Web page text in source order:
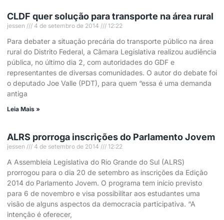
CLDF quer solução para transporte na área rural
jessen 4 de setembro de 2014 12:22
Para debater a situação precária do transporte público na área
rural do Distrito Federal, a Câmara Legislativa realizou audiência
pública, no último dia 2, com autoridades do GDF e
representantes de diversas comunidades. O autor do debate foi
o deputado Joe Valle (PDT), para quem “essa é uma demanda
antiga
Leia Mais »
ALRS prorroga inscrições do Parlamento Jovem
jessen 4 de setembro de 2014 12:22
A Assembleia Legislativa do Rio Grande do Sul (ALRS)
prorrogou para o dia 20 de setembro as inscrições da Edição
2014 do Parlamento Jovem. O programa tem início previsto
para 6 de novembro e visa possibilitar aos estudantes uma
visão de alguns aspectos da democracia participativa. “A
intenção é oferecer,